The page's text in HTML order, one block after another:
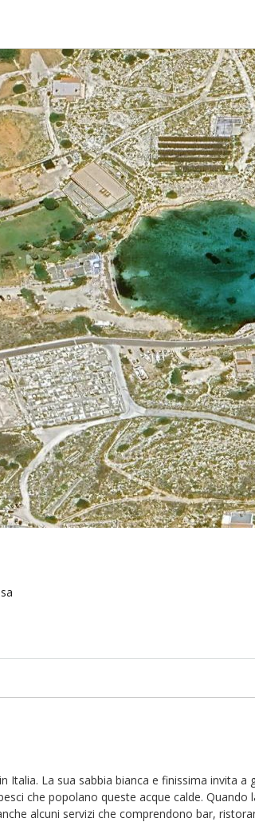
Italia. La sua sabbia bianca e finissima invita
che popolano queste acque calde.
alcuni servizi che comprendono bar,